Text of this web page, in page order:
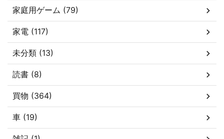
家庭用ゲーム (79)
家電 (117)
未分類 (13)
読書 (8)
買物 (364)
車 (19)